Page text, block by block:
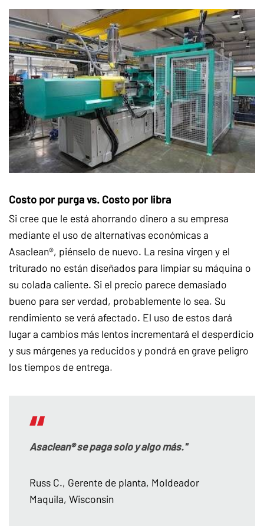
Costo por purga vs. Costo por libra
Si cree que le está ahorrando dinero a su empresa
mediante el uso de alternativas económicas a
Asaclean®, piénselo de nuevo. La resina virgen y el
triturado no están diseñados para limpiar su máquina o
su colada caliente. Si el precio parece demasiado
bueno para ser verdad, probablemente lo sea. Su
rendimiento se verá afectado. El uso de estos dará
lugar a cambios más lentos incrementará el desperdicio
y sus márgenes ya reducidos y pondrá en grave peligro
los tiempos de entrega.
Asaclean® se paga solo y algo más."
Russ C., Gerente de planta, Moldeador
Maquila, Wisconsin